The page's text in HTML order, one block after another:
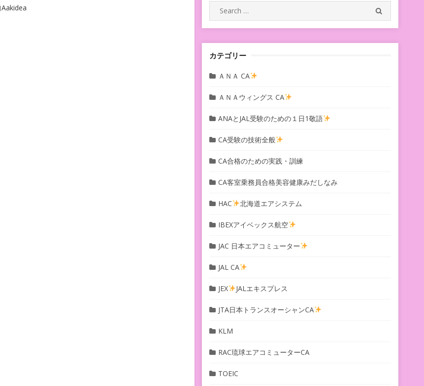
Author
Aakidea
Search
for:
カテゴリー
ＡＮＡ CA
ＡＮＡウィングス CA
ANAとJAL受験のための１日1敬語
CA受験の技術全般
CA合格のための実践・訓練
CA客室乗務員合格美容健康みだしなみ
HAC 北海道エアシステム
IBEXアイベックス航空
JAC 日本エアコミューター
JAL CA
JEX JALエキスプレス
JTA日本トランスオーシャンCA
KLM
RAC琉球エアコミューターCA
TOEIC